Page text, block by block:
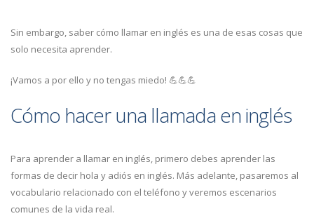
Sin embargo, saber cómo llamar en inglés es una de esas cosas que
solo necesita aprender.
¡Vamos a por ello y no tengas miedo! 💪💪💪
Cómo hacer una llamada en inglés
Para aprender a llamar en inglés, primero debes aprender las
formas de decir hola y adiós en inglés. Más adelante, pasaremos al
vocabulario relacionado con el teléfono y veremos escenarios
comunes de la vida real.